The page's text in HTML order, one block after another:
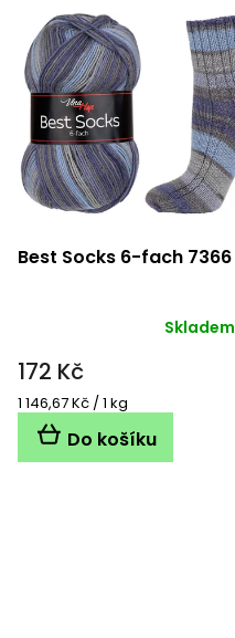
Best Socks 6-fach 7366
Skladem
172 Kč
Měrná
cena:
1 146,67 Kč / 1 kg
Do košíku